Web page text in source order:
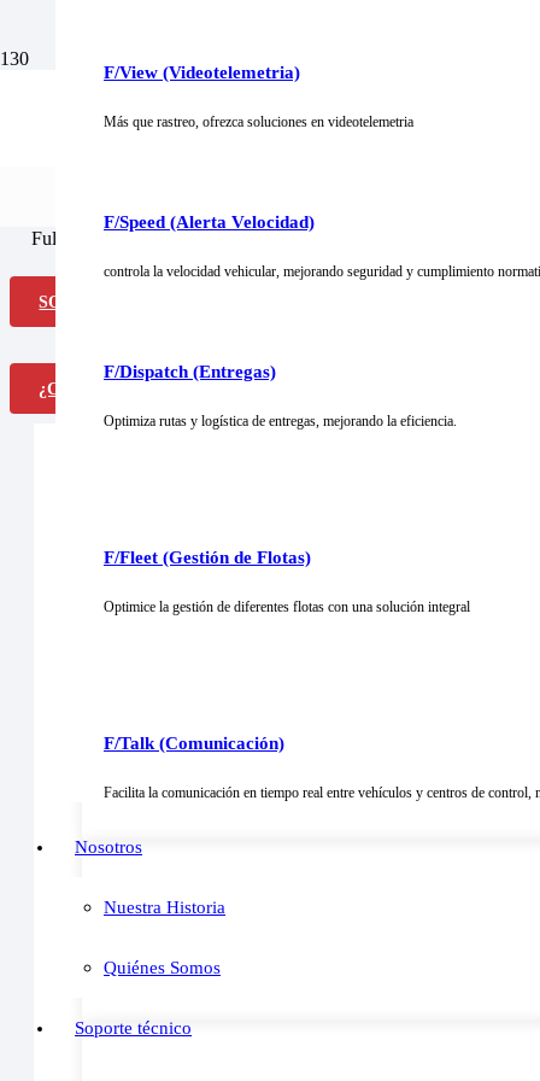
¡Vive la experiencia Fulltime donde ganas o ganas!
F/View (Videotelemetria)
Más que rastreo, ofrezca soluciones en videotelemetria
F/Speed (Alerta Velocidad)
controla la velocidad vehicular, mejorando seguridad y cumplimiento
F/Dispatch (Entregas)
Optimiza rutas y logística de entregas, mejorando la eficiencia.
F/Fleet (Gestión de Flotas)
Optimice la gestión de diferentes flotas con una solución integral
F/Talk (Comunicación)
Facilita la comunicación en tiempo real entre vehículos y centros de control,
Nosotros
Nuestra Historia
Quiénes Somos
Soporte técnico
Plataforma
Fulltrack es el primer software desarrollado por Fulltime, diseñado
SOLICITAR DEMO
¿Cómo Funciona?
Versatilidad Inigualable
Fulltrack se adapta a las demandas de logística,
Innovación en cada Función
Desarrollado con la última tecnología, Fulltrack